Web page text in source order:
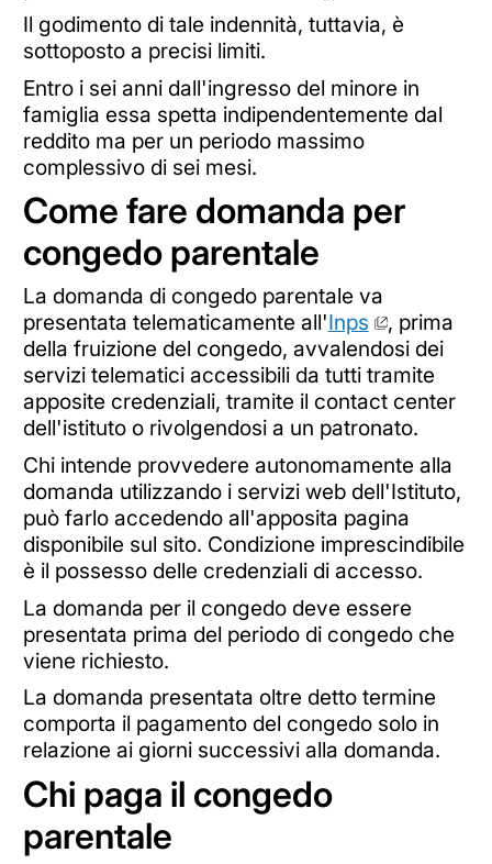
Il godimento di tale indennità, tuttavia, è
sottoposto a precisi limiti.
Entro i sei anni dall'ingresso del minore in
famiglia essa spetta indipendentemente dal
reddito ma per un periodo massimo
complessivo di sei mesi.
Come fare domanda per
congedo parentale
La domanda di congedo parentale va
presentata telematicamente all'Inps
, prima
della fruizione del congedo, avvalendosi dei
servizi telematici accessibili da tutti tramite
apposite credenziali, tramite il contact center
dell'istituto o rivolgendosi a un patronato.
Chi intende provvedere autonomamente alla
domanda utilizzando i servizi web dell'Istituto,
può farlo accedendo all'apposita pagina
disponibile sul sito. Condizione imprescindibile
è il possesso delle credenziali di accesso.
La domanda per il congedo deve essere
presentata prima del periodo di congedo che
viene richiesto.
La domanda presentata oltre detto termine
comporta il pagamento del congedo solo in
relazione ai giorni successivi alla domanda.
Chi paga il congedo
parentale